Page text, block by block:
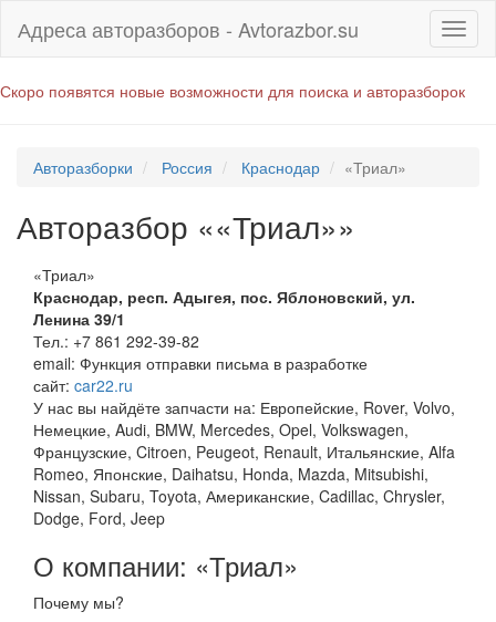
Адреса авторазборов - Avtorazbor.su
Скоро появятся новые возможности для поиска и авторазборок
Авторазборки Россия Краснодар «Триал»
Авторазбор ««Триал»»
«Триал»
Краснодар, респ. Адыгея, пос. Яблоновский, ул.
Ленина 39/1
Тел.: +7 861 292-39-82
email: Функция отправки письма в разработке
сайт: car22.ru
У нас вы найдёте запчасти на: Европейские, Rover, Volvo,
Немецкие, Audi, BMW, Mercedes, Opel, Volkswagen,
Французские, Citroen, Peugeot, Renault, Итальянские, Alfa
Romeo, Японские, Daihatsu, Honda, Mazda, Mitsubishi,
Nissan, Subaru, Toyota, Американские, Cadillac, Chrysler,
Dodge, Ford, Jeep
О компании: «Триал»
Почему мы?